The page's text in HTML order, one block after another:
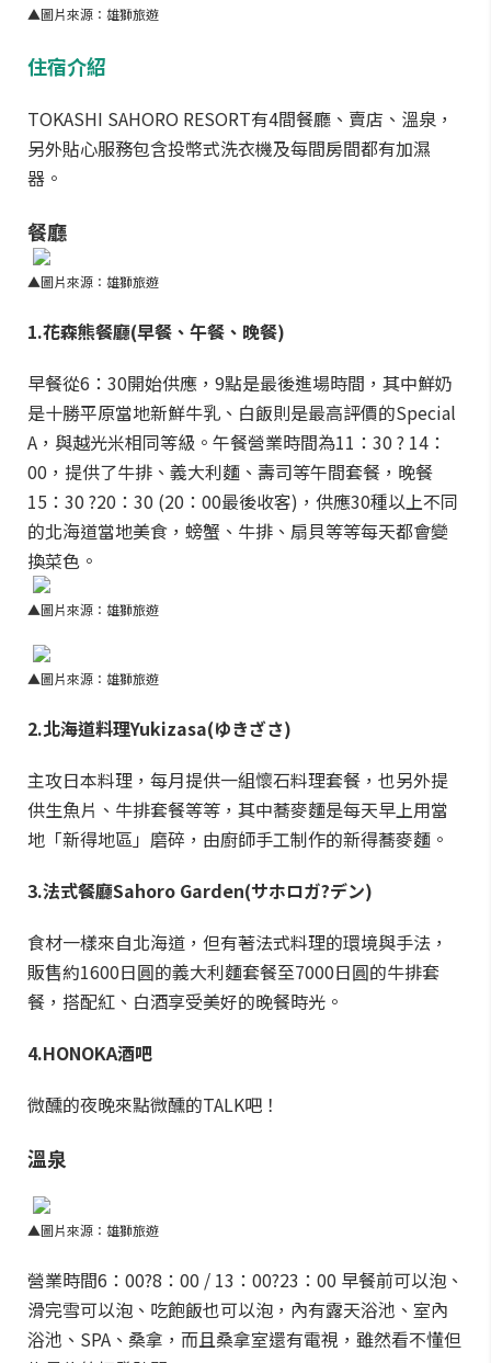
▲圖片來源：雄獅旅遊
住宿介紹
TOKASHI SAHORO RESORT有4間餐廳、賣店、溫泉，
另外貼心服務包含投幣式洗衣機及每間房間都有加濕
器。
餐廳
▲圖片來源：雄獅旅遊
1.花森熊餐廳(早餐、午餐、晚餐)
早餐從6：30開始供應，9點是最後進場時間，其中鮮奶
是十勝平原當地新鮮牛乳、白飯則是最高評價的Special
A，與越光米相同等級。 午餐營業時間為11：30 ? 14：
00，提供了牛排、義大利麵、壽司等午間套餐，晚餐
15：30 ?20：30 (20：00最後收客)，供應30種以上不同
的北海道當地美食，螃蟹、牛排、扇貝等等每天都會變
換菜色。
▲圖片來源：雄獅旅遊
▲圖片來源：雄獅旅遊
2.北海道料理Yukizasa(ゆきざさ)
主攻日本料理，每月提供一組懷石料理套餐，也另外提
供生魚片、牛排套餐等等，其中蕎麥麵是每天早上用當
地「新得地區」磨碎，由廚師手工制作的新得蕎麥麵。
3.法式餐廳Sahoro Garden(サホロガ?デン)
食材一樣來自北海道，但有著法式料理的環境與手法，
販售約1600日圓的義大利麵套餐至7000日圓的牛排套
餐，搭配紅、白酒享受美好的晚餐時光。
4.HONOKA酒吧
微醺的夜晚來點微醺的TALK吧！
溫泉
▲圖片來源：雄獅旅遊
營業時間6：00?8：00 / 13：00?23：00 早餐前可以泡、
滑完雪可以泡、吃飽飯也可以泡，內有露天浴池、室內
浴池、SPA、桑拿，而且桑拿室還有電視，雖然看不懂但